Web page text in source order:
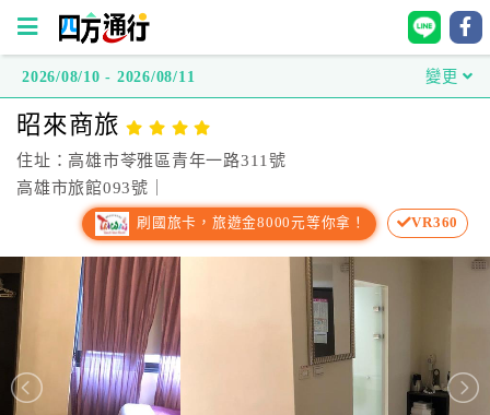
方
通
行
房
2026/08/10 - 2026/08/11 變更
昭來商旅
住址：高雄市苓雅區青年一路311號
高雄市旅館093號｜
刷國旅卡，旅遊金8000元等你拿！ VR360